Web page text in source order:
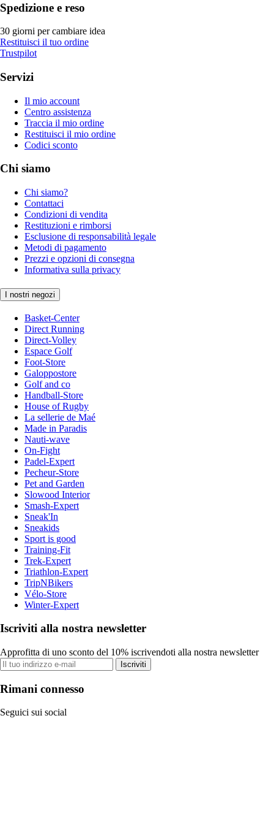
Spedizione e reso
30 giorni per cambiare idea
Restituisci il tuo ordine
Trustpilot
Servizi
Il mio account
Centro assistenza
Traccia il mio ordine
Restituisci il mio ordine
Codici sconto
Chi siamo
Chi siamo?
Contattaci
Condizioni di vendita
Restituzioni e rimborsi
Esclusione di responsabilità legale
Metodi di pagamento
Prezzi e opzioni di consegna
Informativa sulla privacy
I nostri negozi
Basket-Center
Direct Running
Direct-Volley
Espace Golf
Foot-Store
Galoppostore
Golf and co
Handball-Store
House of Rugby
La sellerie de Maé
Made in Paradis
Nauti-wave
On-Fight
Padel-Expert
Pecheur-Store
Pet and Garden
Slowood Interior
Smash-Expert
Sneak'In
Sneakids
Sport is good
Training-Fit
Trek-Expert
Triathlon-Expert
TripNBikers
Vélo-Store
Winter-Expert
Iscriviti alla nostra newsletter
Approfitta di uno sconto del 10% iscrivendoti alla nostra newsletter
Iscriviti
Rimani connesso
Seguici sui social